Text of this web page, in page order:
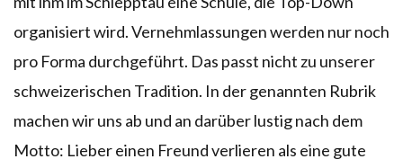
organisiert wird. Vernehmlassungen werden nur noch
pro Forma durchgeführt. Das passt nicht zu unserer
schweizerischen Tradition. In der genannten Rubrik
machen wir uns ab und an darüber lustig nach dem
Motto: Lieber einen Freund verlieren als eine gute